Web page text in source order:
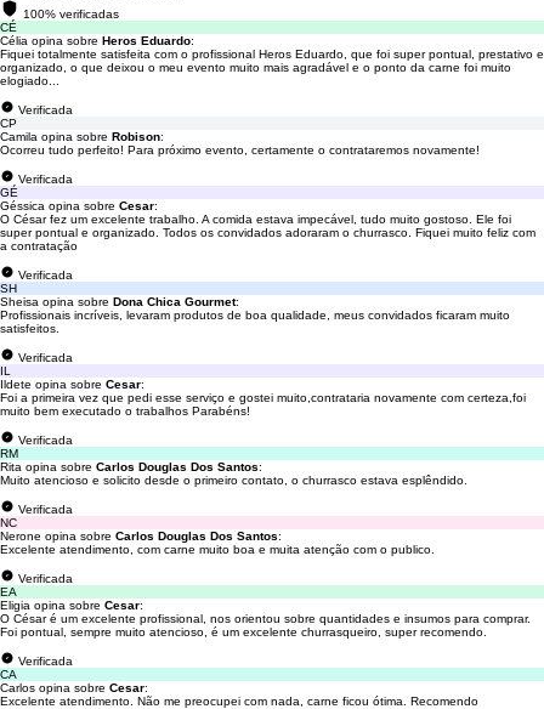
100% verificadas
CÉ
Célia opina sobre Heros Eduardo:
Fiquei totalmente satisfeita com o profissional Heros Eduardo, que foi super pontual, prestativo e
organizado, o que deixou o meu evento muito mais agradável e o ponto da carne foi muito
elogiado...
Verificada
CP
Camila opina sobre Robison:
Ocorreu tudo perfeito! Para próximo evento, certamente o contrataremos novamente!
Verificada
GÉ
Géssica opina sobre Cesar:
O César fez um excelente trabalho. A comida estava impecável, tudo muito gostoso. Ele foi
super pontual e organizado. Todos os convidados adoraram o churrasco. Fiquei muito feliz com
a contratação
Verificada
SH
Sheisa opina sobre Dona Chica Gourmet:
Profissionais incríveis, levaram produtos de boa qualidade, meus convidados ficaram muito
satisfeitos.
Verificada
IL
Ildete opina sobre Cesar:
Foi a primeira vez que pedi esse serviço e gostei muito,contrataria novamente com certeza,foi
muito bem executado o trabalhos Parabéns!
Verificada
RM
Rita opina sobre Carlos Douglas Dos Santos:
Muito atencioso e solicito desde o primeiro contato, o churrasco estava esplêndido.
Verificada
NC
Nerone opina sobre Carlos Douglas Dos Santos:
Excelente atendimento, com carne muito boa e muita atenção com o publico.
Verificada
EA
Eligia opina sobre Cesar:
O César é um excelente profissional, nos orientou sobre quantidades e insumos para comprar.
Foi pontual, sempre muito atencioso, é um excelente churrasqueiro, super recomendo.
Verificada
CA
Carlos opina sobre Cesar:
Excelente atendimento. Não me preocupei com nada, carne ficou ótima. Recomendo